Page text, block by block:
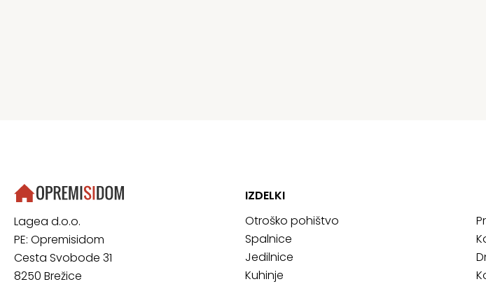
Lagea d.o.o.
PE: Opremisidom
Cesta Svobode 31
8250 Brežice
IZDELKI
Otroško pohištvo
Spalnice
Jedilnice
Kuhinje